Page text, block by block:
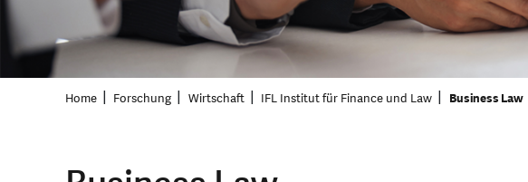
Home Forschung Wirtschaft IFL Institut für Finance und Law Business Law